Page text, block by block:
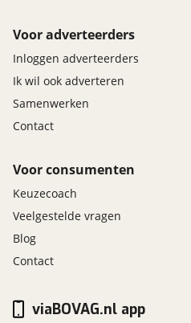
Voor adverteerders
Inloggen adverteerders
Ik wil ook adverteren
Samenwerken
Contact
Voor consumenten
Keuzecoach
Veelgestelde vragen
Blog
Contact
viaBOVAG.nl app